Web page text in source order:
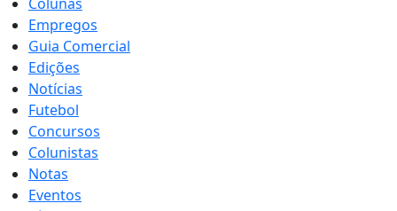
Colunas
Empregos
Guia Comercial
Edições
Notícias
Futebol
Concursos
Colunistas
Notas
Eventos